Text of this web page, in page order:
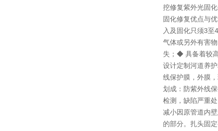
挖修复紫外光固
固化修复优点与
入及固化只须3
气体或另外有害
失；◆ 具备着较
设计定制河道养
线保护膜，外膜
划成：防紫外线
检测，缺陷严重
减小因原管道内
的部分。扎头固